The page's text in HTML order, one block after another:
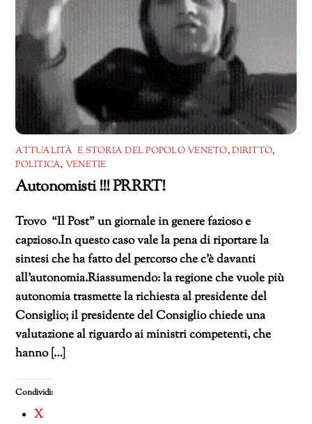
ATTUALITÀ E STORIA DEL POPOLO VENETO,DIRITTO,
POLITICA, VENETIE
Autonomisti !!! PRRRT!
Trovo “Il Post” un giornale in genere fazioso e
capzioso.In questo caso vale la pena di riportare la
sintesi che ha fatto del percorso che c’è davanti
all’autonomia.Riassumendo: la regione che vuole più
autonomia trasmette la richiesta al presidente del
Consiglio; il presidente del Consiglio chiede una
valutazione al riguardo ai ministri competenti, che
hanno […]
Condividi:
X